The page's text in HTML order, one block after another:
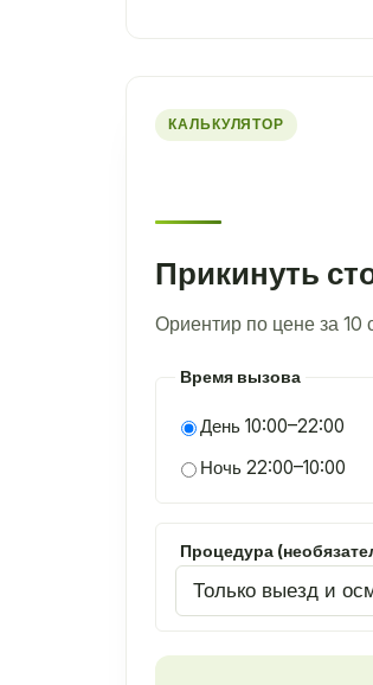
КАЛЬКУЛЯТОР
Прикинуть
Ориентир по цене за 10
Время вызова
День 10:00–22:00
Ночь 22:00–10:00
Процедура